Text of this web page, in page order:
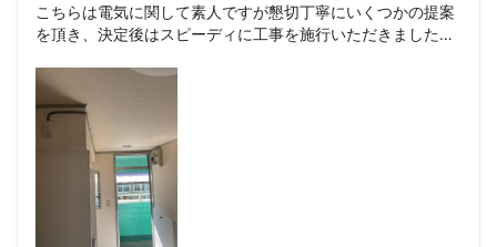
こちらは電気に関して素人ですが懇切丁寧にいくつかの提案
を頂き、決定後はスピーディに工事を施行いただきました。
す。
次回もお願いしたいと思います。